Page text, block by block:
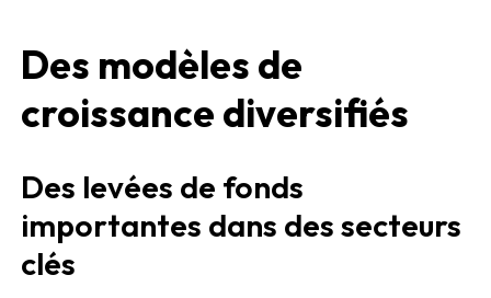
Des modèles de
croissance diversifiés
Des levées de fonds
importantes dans des secteurs
clés